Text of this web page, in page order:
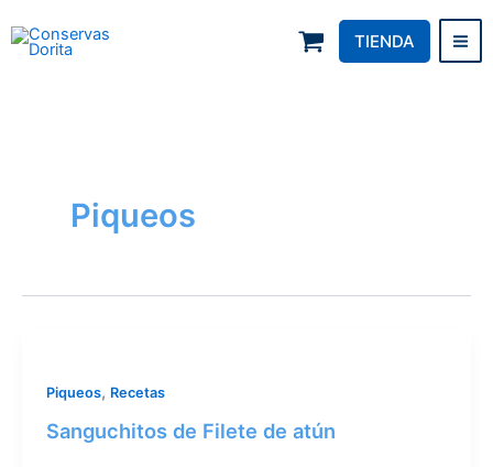
to
TIENDA
Piqueos
Piqueos, Recetas
Sanguchitos de Filete de atún